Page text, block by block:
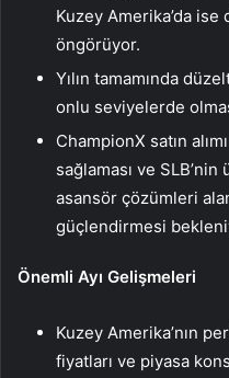
Kuzey Amerika’da
öngörüyor.
Yılın tamamında
onlu seviyelerde
ChampionX satın
sağlaması ve
asansör çözümleri
güçlendirmesi
Önemli Ayı Gelişmeleri
Kuzey Amerika’nın
fiyatları ve piyasa